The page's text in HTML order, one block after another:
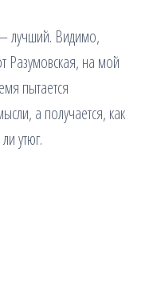
Видимо,
Разумовская, на мой
пытается
а получается, как
утюг.